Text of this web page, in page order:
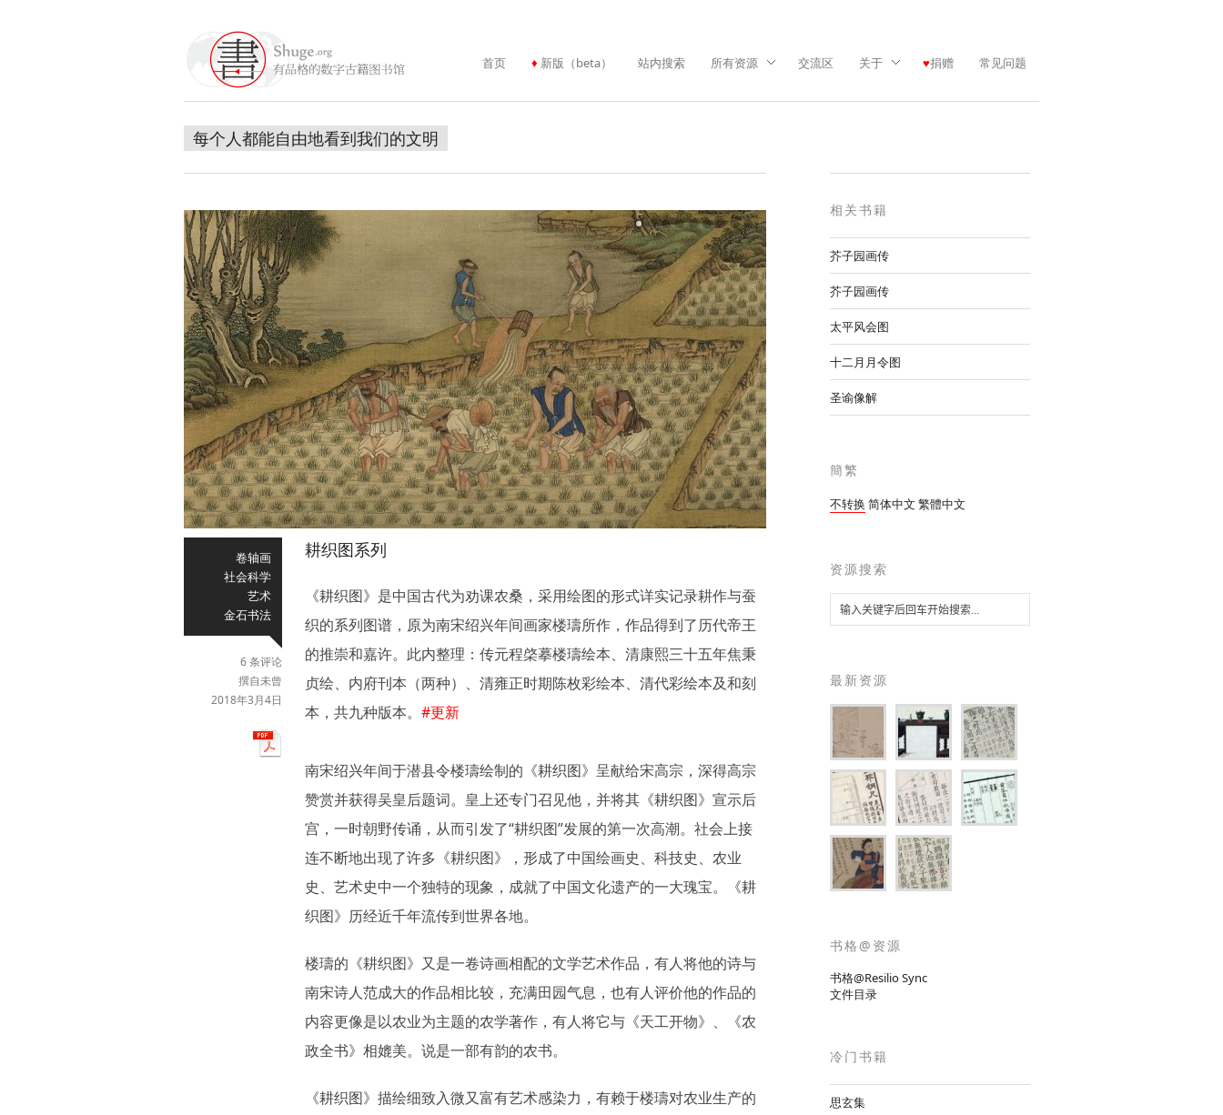
首页 新版（beta） 站内搜索 所有资源 交流区 关于 捐赠 常见问题
每个人都能自由地看到我们的文明
卷轴画
社会科学
艺术
金石书法
6 条评论
撰自未曾
2018年3月4日
耕织图系列
《耕织图》是中国古代为劝课农桑，采用绘图的形式详实记录耕作与蚕
织的系列图谱，原为南宋绍兴年间画家楼璹所作，作品得到了历代帝王
的推崇和嘉许。此内整理：传元程棨摹楼璹绘本、清康熙三十五年焦秉
贞绘、内府刊本（两种）、清雍正时期陈枚彩绘本、清代彩绘本及和刻
本，共九种版本。#更新
南宋绍兴年间于潜县令楼璹绘制的《耕织图》呈献给宋高宗，深得高宗
赞赏并获得吴皇后题词。皇上还专门召见他，并将其《耕织图》宣示后
宫，一时朝野传诵，从而引发了“耕织图”发展的第一次高潮。社会上接
连不断地出现了许多《耕织图》，形成了中国绘画史、科技史、农业
史、艺术史中一个独特的现象，成就了中国文化遗产的一大瑰宝。《耕
织图》历经近千年流传到世界各地。
楼璹的《耕织图》又是一卷诗画相配的文学艺术作品，有人将他的诗与
南宋诗人范成大的作品相比较，充满田园气息，也有人评价他的作品的
内容更像是以农业为主题的农学著作，有人将它与《天工开物》、《农
政全书》相媲美。说是一部有韵的农书。
《耕织图》描绘细致入微又富有艺术感染力，有赖于楼璹对农业生产的
相关书籍
芥子园画传
芥子园画传
太平风会图
十二月月令图
圣谕像解
簡繁
不转换 简体中文 繁體中文
资源搜索
最新资源
书格@资源
书格@Resilio Sync
文件目录
冷门书籍
思玄集